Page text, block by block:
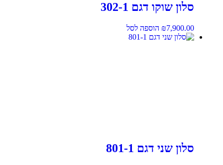
סלון שוקו דגם 302-1
₪7,900.00 הוספה לסל
סלון שני דגם 801-1